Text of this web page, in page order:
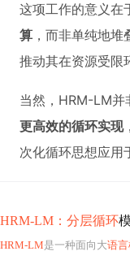
这项工作的意义在
算 ，而非单纯地
推动其在资源受限
当然，HRM-LM并
更高效的循环实现
次化循环思想应用
HRM-LM：分层循环
HRM-LM是一种面向大语